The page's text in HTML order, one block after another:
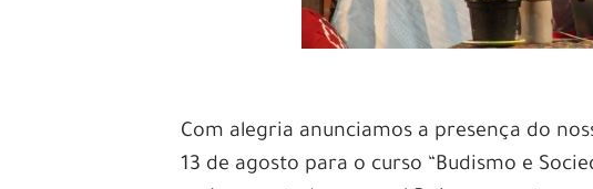
Com alegria anunciamos a presença do
13 de agosto para o curso “Budismo e